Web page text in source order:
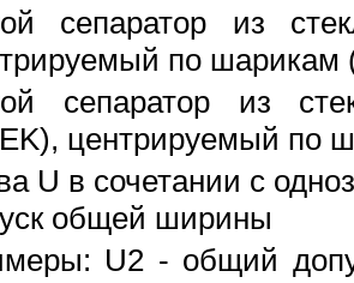
сепаратор из
по шарикам
сепаратор из
центрируемый по
U в сочетании с
общей ширины
U2 - общий